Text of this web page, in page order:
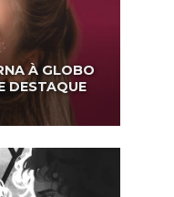
À GLOBO
DESTAQUE